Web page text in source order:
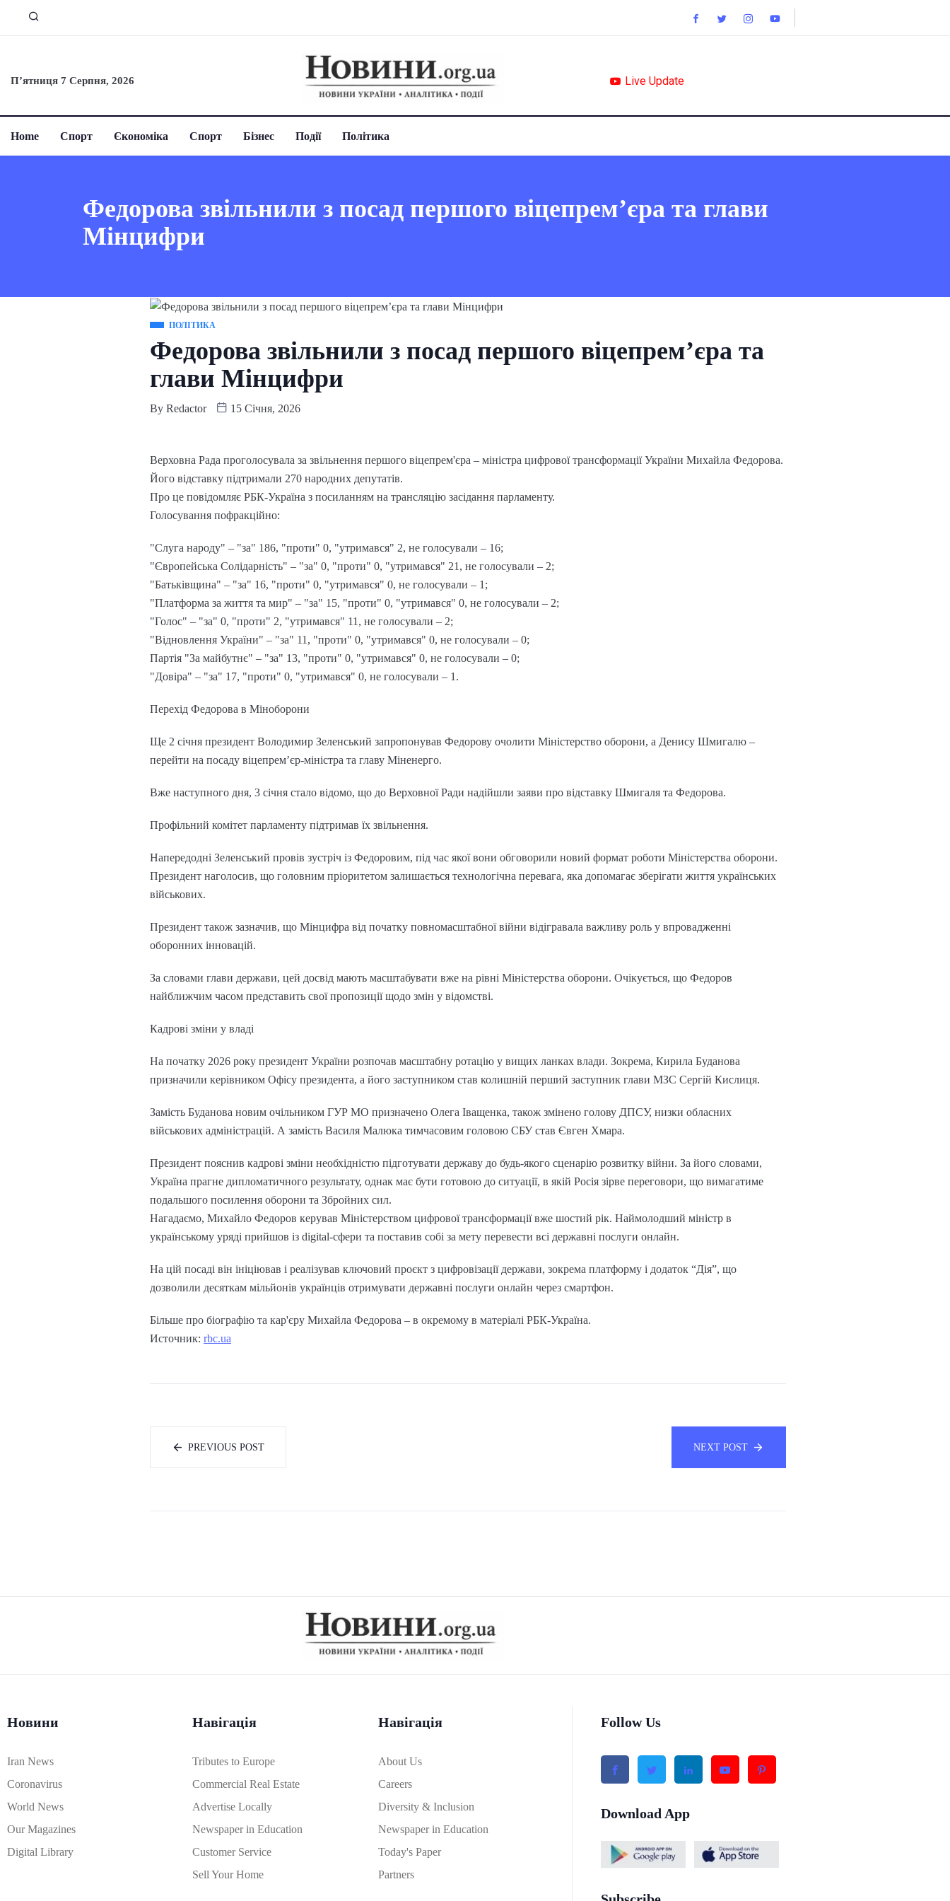
П’ятниця 7 Серпня, 2026 Live Update
Home Спорт Єкономіка Спорт Бізнес Події Політика
Федорова звільнили з посад першого віцепрем’єра та глави
Мінцифри
ПОЛІТИКА
Федорова звільнили з посад першого віцепрем’єра та
глави Мінцифри
By Redactor 15 Січня, 2026
Верховна Рада проголосувала за звільнення першого віцепрем'єра – міністра цифрової трансформації України Михайла Федорова.
Його відставку підтримали 270 народних депутатів.
Про це повідомляє РБК-Україна з посиланням на трансляцію засідання парламенту.
Голосування пофракційно:
"Слуга народу" – "за" 186, "проти" 0, "утримався" 2, не голосували – 16;
"Європейська Солідарність" – "за" 0, "проти" 0, "утримався" 21, не голосували – 2;
"Батьківщина" – "за" 16, "проти" 0, "утримався" 0, не голосували – 1;
"Платформа за життя та мир" – "за" 15, "проти" 0, "утримався" 0, не голосували – 2;
"Голос" – "за" 0, "проти" 2, "утримався" 11, не голосували – 2;
"Відновлення України" – "за" 11, "проти" 0, "утримався" 0, не голосували – 0;
Партія "За майбутнє" – "за" 13, "проти" 0, "утримався" 0, не голосували – 0;
"Довіра" – "за" 17, "проти" 0, "утримався" 0, не голосували – 1.
Перехід Федорова в Міноборони
Ще 2 січня президент Володимир Зеленський запропонував Федорову очолити Міністерство оборони, а Денису Шмигалю –
перейти на посаду віцепрем’єр-міністра та главу Міненерго.
Вже наступного дня, 3 січня стало відомо, що до Верховної Ради надійшли заяви про відставку Шмигаля та Федорова.
Профільний комітет парламенту підтримав їх звільнення.
Напередодні Зеленський провів зустріч із Федоровим, під час якої вони обговорили новий формат роботи Міністерства оборони.
Президент наголосив, що головним пріоритетом залишається технологічна перевага, яка допомагає зберігати життя українських
військових.
Президент також зазначив, що Мінцифра від початку повномасштабної війни відігравала важливу роль у впровадженні
оборонних інновацій.
За словами глави держави, цей досвід мають масштабувати вже на рівні Міністерства оборони. Очікується, що Федоров
найближчим часом представить свої пропозиції щодо змін у відомстві.
Кадрові зміни у владі
На початку 2026 року президент України розпочав масштабну ротацію у вищих ланках влади. Зокрема, Кирила Буданова
призначили керівником Офісу президента, а його заступником став колишній перший заступник глави МЗС Сергій Кислиця.
Замість Буданова новим очільником ГУР МО призначено Олега Іващенка, також змінено голову ДПСУ, низки обласних
військових адміністрацій. А замість Василя Малюка тимчасовим головою СБУ став Євген Хмара.
Президент пояснив кадрові зміни необхідністю підготувати державу до будь-якого сценарію розвитку війни. За його словами,
Україна прагне дипломатичного результату, однак має бути готовою до ситуації, в якій Росія зірве переговори, що вимагатиме
подальшого посилення оборони та Збройних сил.
Нагадаємо, Михайло Федоров керував Міністерством цифрової трансформації вже шостий рік. Наймолодший міністр в
українському уряді прийшов із digital‑сфери та поставив собі за мету перевести всі державні послуги онлайн.
На цій посаді він ініціював і реалізував ключовий проєкт з цифровізації держави, зокрема платформу і додаток “Дія”, що
дозволили десяткам мільйонів українців отримувати державні послуги онлайн через смартфон.
Більше про біографію та кар'єру Михайла Федорова – в окремому в матеріалі РБК-Україна.
Источник: rbc.ua
PREVIOUS POST NEXT POST
Новини
Iran News
Coronavirus
World News
Our Magazines
Digital Library
Навігація
Tributes to Europe
Commercial Real Estate
Advertise Locally
Newspaper in Education
Customer Service
Sell Your Home
Навігація
About Us
Careers
Diversity & Inclusion
Newspaper in Education
Today's Paper
Partners
Follow Us
Download App